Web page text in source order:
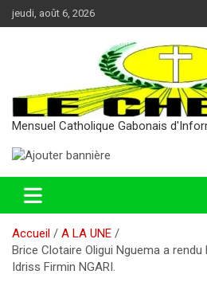
Aller
au
jeudi, août 6, 2026
Mensuel Catholique Gabonais
Accueil
A LA UNE
Brice Clotaire Oligui Nguema a
Idriss Firmin NGARI.